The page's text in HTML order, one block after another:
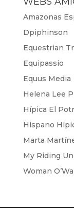
Amazonas
Dpiphinson
Equestrian
Equipassio
Equus Media
Helena Lee
Hípica El
Hispano
Marta
My Riding
Woman